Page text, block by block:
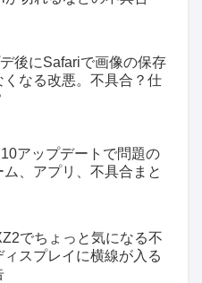
後にSafariで画像の保存
くなる改悪。不具合？仕
アップデートで問題の
ム、アプリ、不具合まと
でちょっと気になる不
ィスプレイに横線が入る